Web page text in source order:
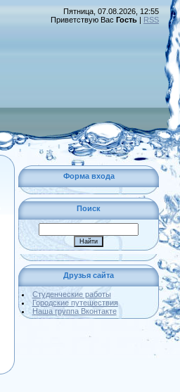
Пятница, 07.08.2026, 12:55
Приветствую Вас Гость | RSS
Форма входа
Поиск
Друзья сайта
Студенческие работы
Городские путешествия
Наша группа Вконтакте